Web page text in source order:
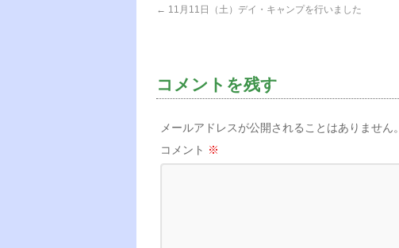
← 11月11日（土）デイ・キャンプを行いました
コメントを残す
メールアドレスが公開されることはありません。
コメント ※